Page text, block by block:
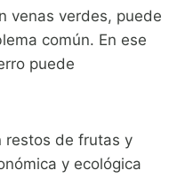
venas verdes, puede
común. En ese
puede
restos de frutas y
y ecológica